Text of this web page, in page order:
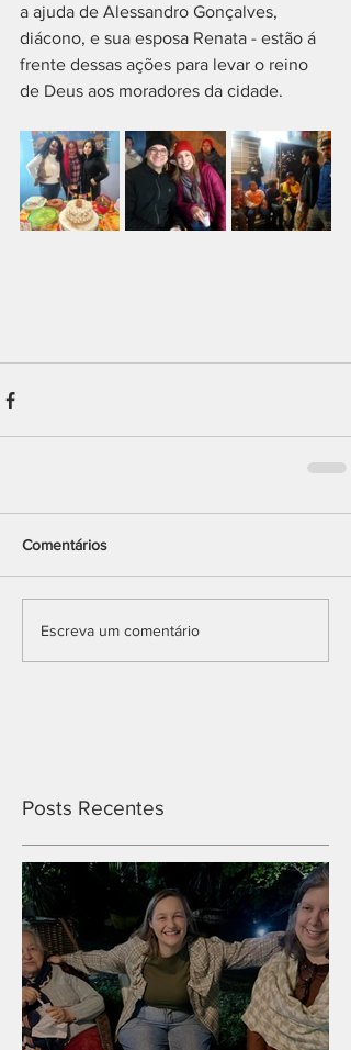
a ajuda de Alessandro Gonçalves,
diácono, e sua esposa Renata - estão á
frente dessas ações para levar o reino
de Deus aos moradores da cidade.
Comentários
Escreva um comentário
Posts Recentes